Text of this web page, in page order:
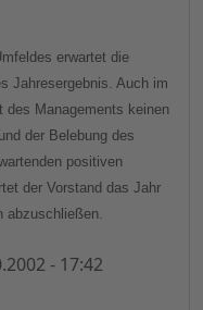
erwartet die
Jahresergebnis. Auch im
des Managements keinen
der Belebung des
positiven
der Vorstand das Jahr
abzuschließen.
- 17:42